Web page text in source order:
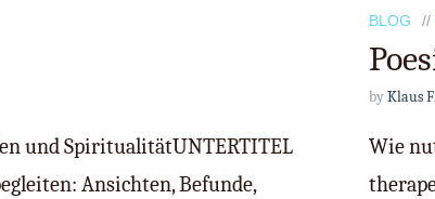
und SpiritualitätUNTERTITEL
Ansichten, Befunde,
BLOG
byKlaus
Wie